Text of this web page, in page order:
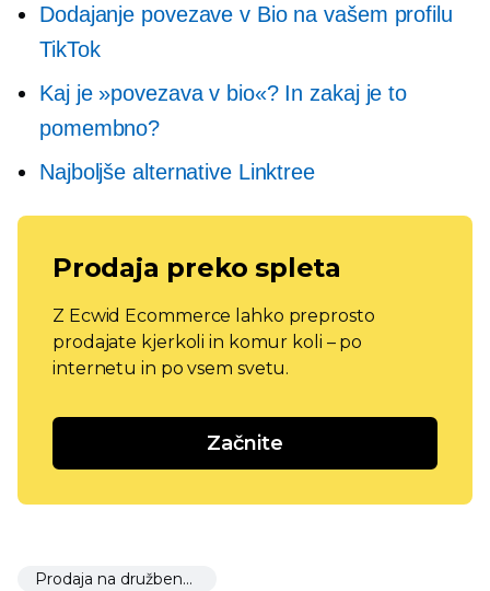
Dodajanje povezave v Bio na vašem profilu
TikTok
Kaj je »povezava v bio«? In zakaj je to
pomembno?
Najboljše alternative Linktree
Prodaja preko spleta
Z Ecwid Ecommerce lahko preprosto
prodajate kjerkoli in komur koli – po
internetu in po vsem svetu.
Začnite
Prodaja na družbenem omrežju